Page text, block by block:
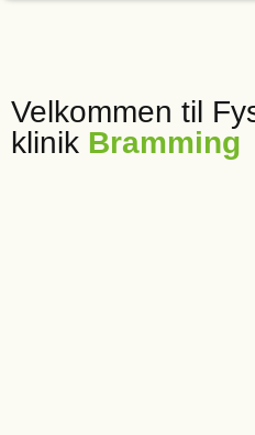
Velkommen til
klinik Bramming